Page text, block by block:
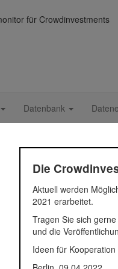
für Crowdinvestments
Datenbank
Hersteller von Kleinteilen
Minh City befindet sich
sauberer Energie zu
befinden.
Teil der Anlage
Bau der Solaranlage hat
198.800
Die
Aktuell werden
2021 erarbeitet.
Tragen Sie sich
und die
Ideen für